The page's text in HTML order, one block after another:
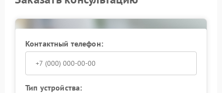
Контактный телефон:
Тип устройства: